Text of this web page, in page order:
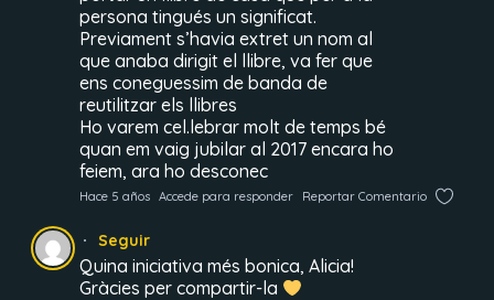
persona tingués un significat.
Previament s’havia extret un nom al
que anaba dirigit el llibre, va fer que
ens coneguessim de banda de
reutilitzar els llibres
Ho varem cel.lebrar molt de temps bé
quan em vaig jubilar al 2017 encara ho
feiem, ara ho desconec
Hace 5 años Accede para responder Reportar Comentario
Seguir
Quina iniciativa més bonica, Alicia!
Gràcies per compartir-la